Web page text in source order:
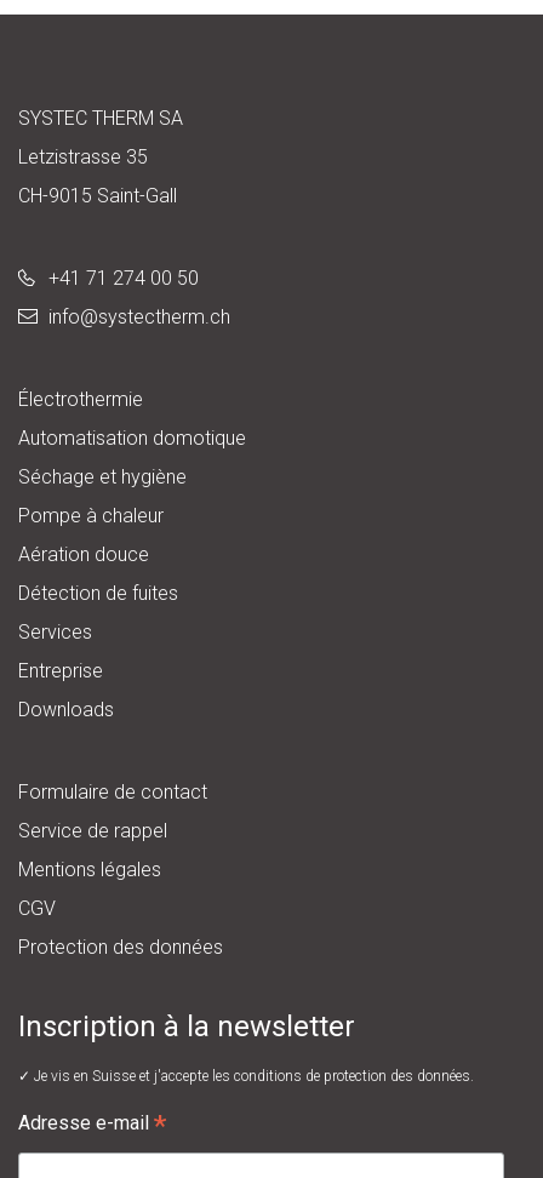
SYSTEC THERM SA
Letzistrasse 35
CH-9015 Saint-Gall
+41 71 274 00 50
info@systectherm.ch
Électrothermie
Automatisation domotique
Séchage et hygiène
Pompe à chaleur
Aération douce
Détection de fuites
Services
Entreprise
Downloads
Formulaire de contact
Service de rappel
Mentions légales
CGV
Protection des données
Inscription à la newsletter
✓ Je vis en Suisse et j'accepte les conditions de protection des données.
Adresse e-mail *